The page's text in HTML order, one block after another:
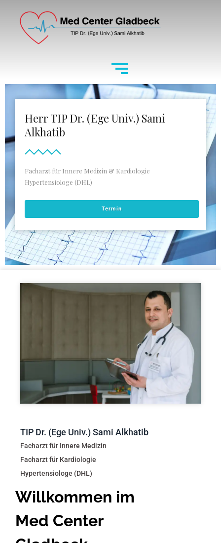
Herr TIP Dr. (Ege Univ.) Sami
Alkhatib
Facharzt für Innere Medizin & Kardiologie
Hypertensiologe (DHL)
Termin
TIP Dr. (Ege Univ.) Sami Alkhatib
Facharzt für Innere Medizin
Facharzt für Kardiologie
Hypertensiologe (DHL)
Willkommen im
Med Center